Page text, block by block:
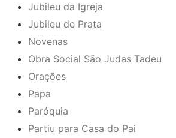
Jubileu da Igreja
Jubileu de Prata
Novenas
Obra Social São Judas Tadeu
Orações
Papa
Paróquia
Partiu para Casa do Pai